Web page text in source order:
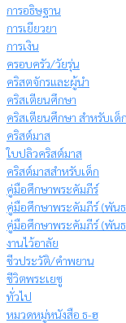
การอธิษฐาน
การเยียวยา
การเงิน
ครอบครัว/วัยรุ่น
คริสตจักรและผู้นำ
คริสเตียนศึกษา
คริสเตียนศึกษา สำหรับเด็ก
คริสต์มาส
ใบปลิวคริสต์มาส
คริสต์มาสสำหรับเด็ก
คู่มือศึกษาพระคัมภีร์
คู่มือศึกษาพระคัมภีร์ (พัน
คู่มือศึกษาพระคัมภีร์ (พัน
งานไว้อาลัย
ชีวประวัติ/คำพยาน
ชีวิตพระเยซู
ทั่วไป
หมวดหมู่หนังสือ ธ-ฮ